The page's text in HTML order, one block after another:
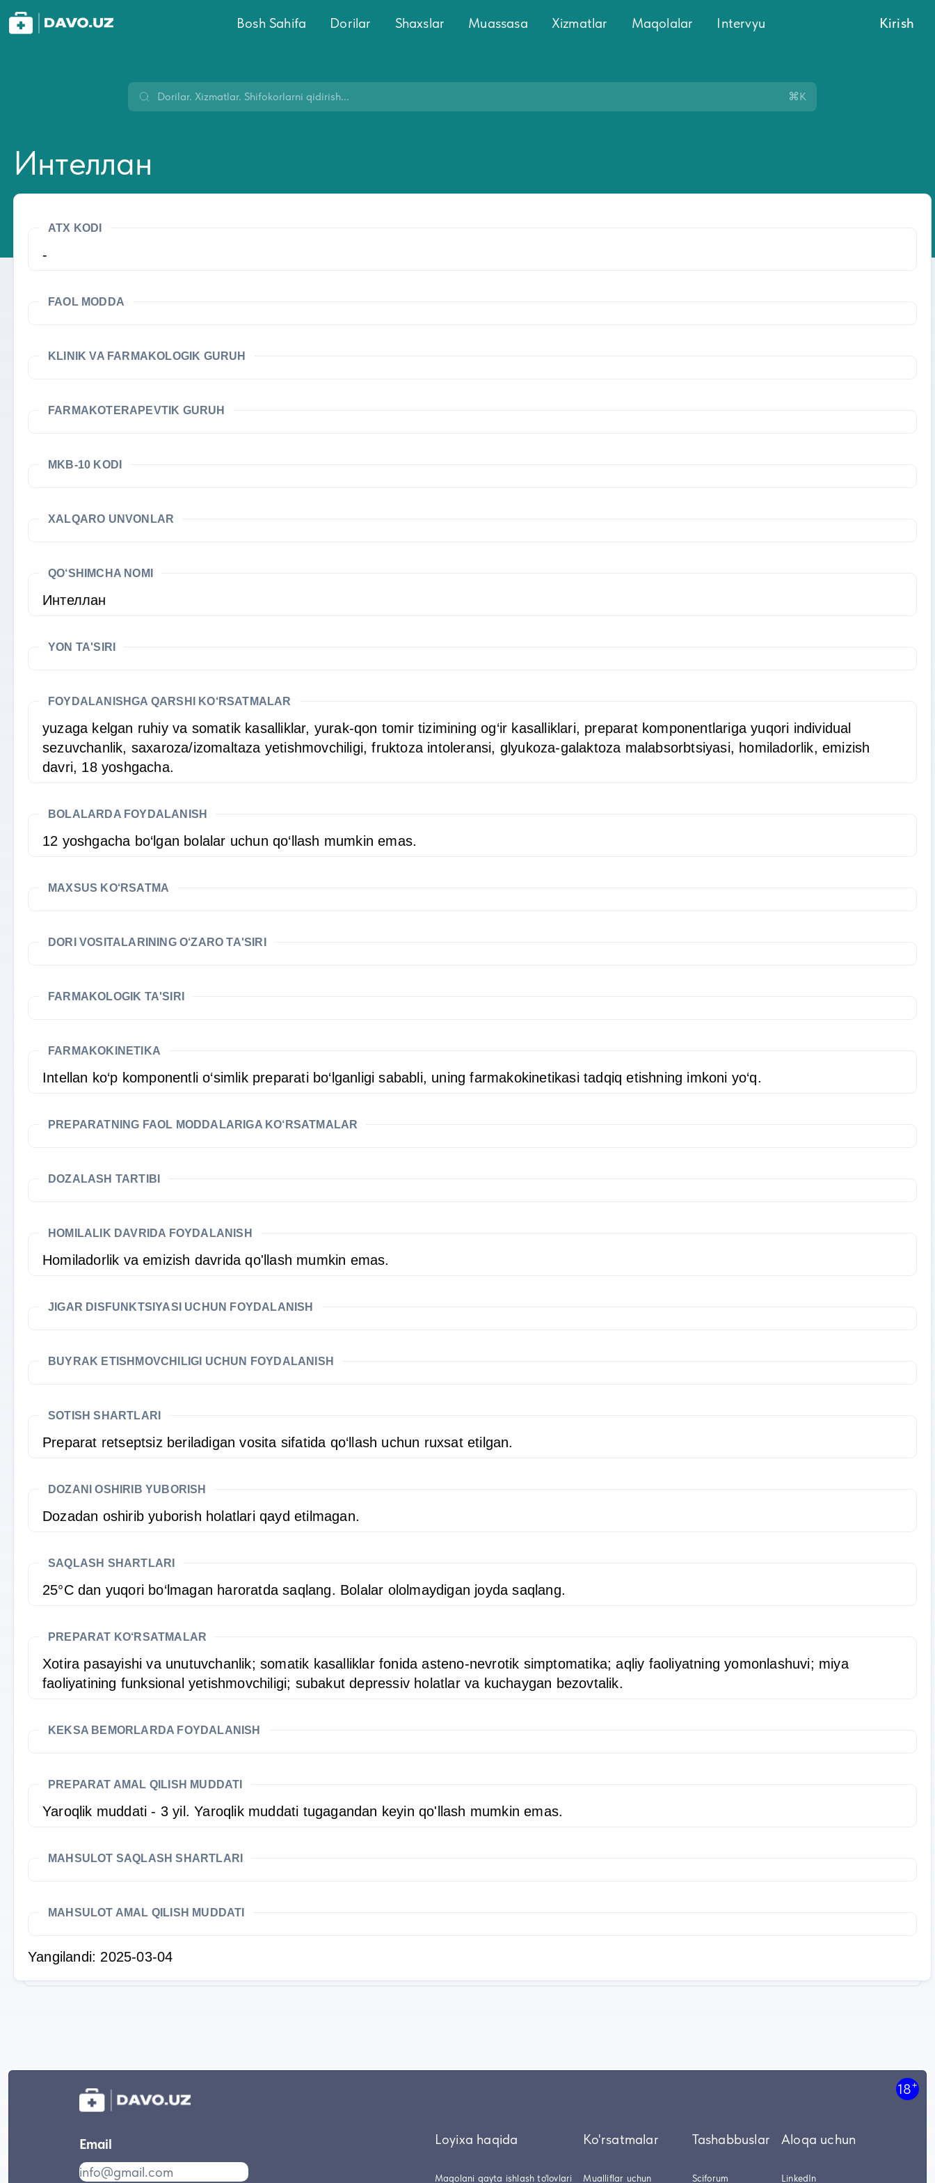
Bosh Sahifa Dorilar Shaxslar Muassasa Xizmatlar Maqolalar Intervyu Kirish
⌘K
Интеллан
ATX KODI
-
FAOL MODDA
KLINIK VA FARMAKOLOGIK GURUH
FARMAKOTERAPEVTIK GURUH
MKB-10 KODI
XALQARO UNVONLAR
QO‘SHIMCHA NOMI
Интеллан
YON TA'SIRI
FOYDALANISHGA QARSHI KO‘RSATMALAR
yuzaga kelgan ruhiy va somatik kasalliklar, yurak-qon tomir tizimining og‘ir kasalliklari, preparat komponentlariga yuqori individual
sezuvchanlik, saxaroza/izomaltaza yetishmovchiligi, fruktoza intoleransi, glyukoza-galaktoza malabsorbtsiyasi, homiladorlik, emizish
davri, 18 yoshgacha.
BOLALARDA FOYDALANISH
12 yoshgacha bo‘lgan bolalar uchun qo‘llash mumkin emas.
MAXSUS KO‘RSATMA
DORI VOSITALARINING O‘ZARO TA'SIRI
FARMAKOLOGIK TA'SIRI
FARMAKOKINETIKA
Intellan ko‘p komponentli o‘simlik preparati bo‘lganligi sababli, uning farmakokinetikasi tadqiq etishning imkoni yo‘q.
PREPARATNING FAOL MODDALARIGA KO‘RSATMALAR
DOZALASH TARTIBI
HOMILALIK DAVRIDA FOYDALANISH
Homiladorlik va emizish davrida qo'llash mumkin emas.
JIGAR DISFUNKTSIYASI UCHUN FOYDALANISH
BUYRAK ETISHMOVCHILIGI UCHUN FOYDALANISH
SOTISH SHARTLARI
Preparat retseptsiz beriladigan vosita sifatida qo‘llash uchun ruxsat etilgan.
DOZANI OSHIRIB YUBORISH
Dozadan oshirib yuborish holatlari qayd etilmagan.
SAQLASH SHARTLARI
25°C dan yuqori bo‘lmagan haroratda saqlang. Bolalar ololmaydigan joyda saqlang.
PREPARAT KO‘RSATMALAR
Xotira pasayishi va unutuvchanlik; somatik kasalliklar fonida asteno-nevrotik simptomatika; aqliy faoliyatning yomonlashuvi; miya
faoliyatining funksional yetishmovchiligi; subakut depressiv holatlar va kuchaygan bezovtalik.
KEKSA BEMORLARDA FOYDALANISH
PREPARAT AMAL QILISH MUDDATI
Yaroqlik muddati - 3 yil. Yaroqlik muddati tugagandan keyin qo'llash mumkin emas.
MAHSULOT SAQLASH SHARTLARI
MAHSULOT AMAL QILISH MUDDATI
Yangilandi: 2025-03-04
18+
Email Loyixa haqida
Maqolani qayta ishlash to'lovlari
Ko'rsatmalar
Mualliflar uchun
Tashabbuslar
Sciforum
Aloqa uchun
LinkedIn